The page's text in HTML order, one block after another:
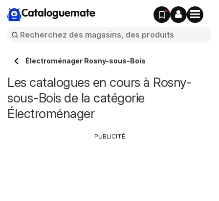
Cataloguemate
Électroménager Rosny-sous-Bois
Les catalogues en cours à Rosny-
sous-Bois de la catégorie
Électroménager
PUBLICITÉ